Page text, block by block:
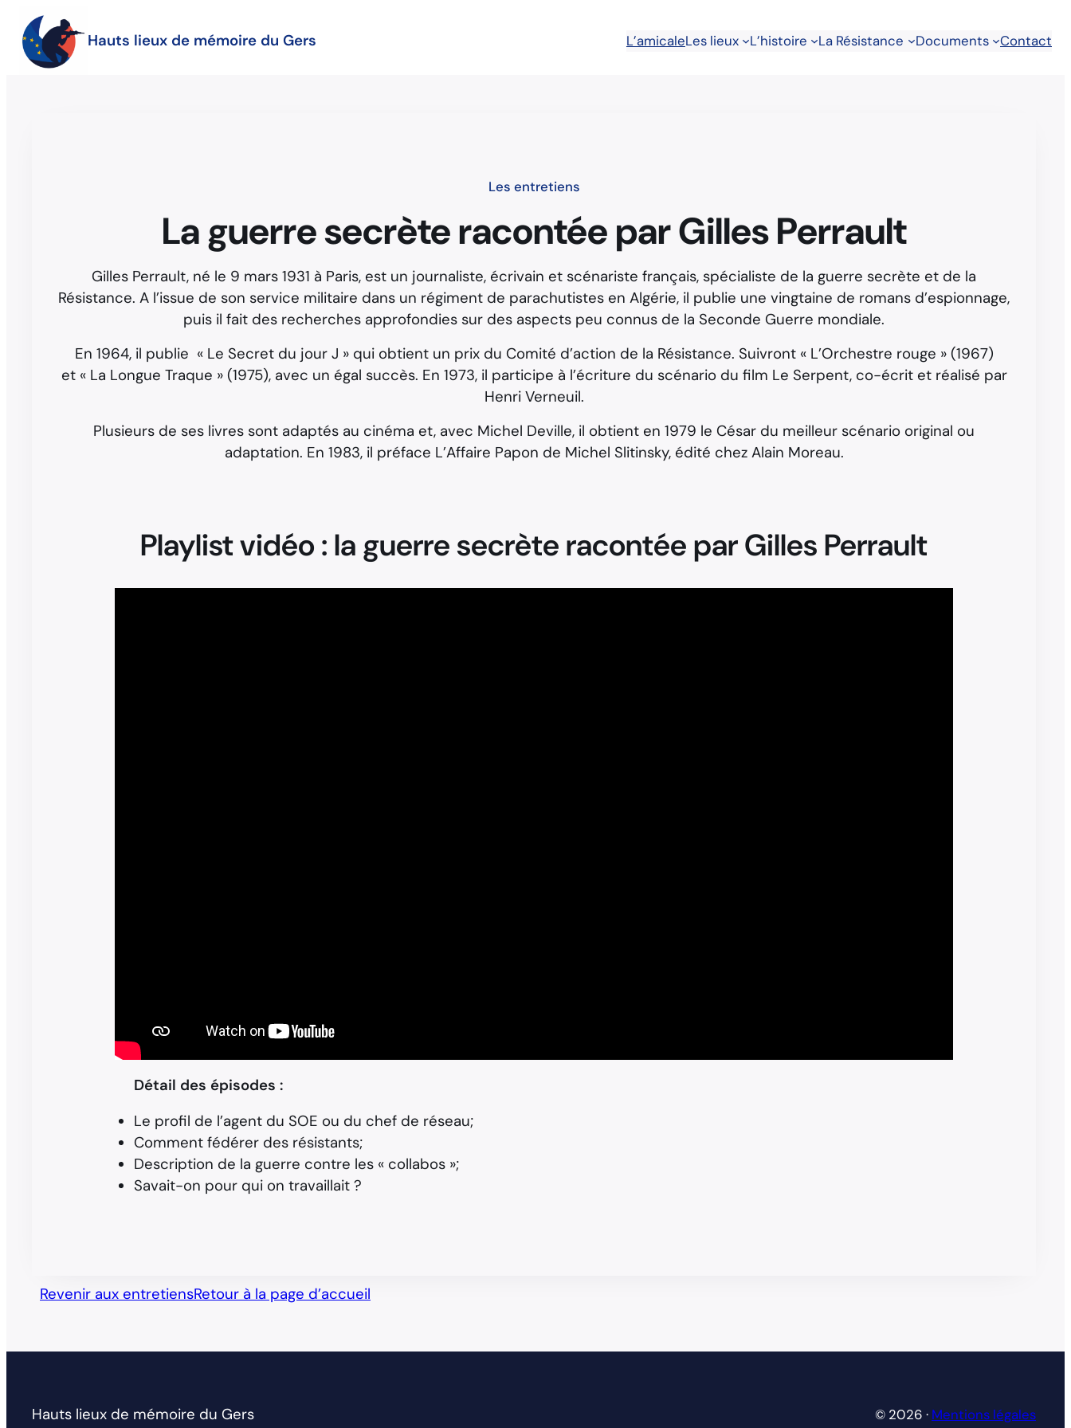
Hauts lieux de mémoire du Gers L’amicaleLes lieux L’histoire La Résistance Documents Contact
Les entretiens
La guerre secrète racontée par Gilles Perrault
Gilles Perrault, né le 9 mars 1931 à Paris, est un journaliste, écrivain et scénariste français, spécialiste de la guerre secrète et de la
Résistance. A l’issue de son service militaire dans un régiment de parachutistes en Algérie, il publie une vingtaine de romans d’espionnage,
puis il fait des recherches approfondies sur des aspects peu connus de la Seconde Guerre mondiale.
En 1964, il publie « Le Secret du jour J » qui obtient un prix du Comité d’action de la Résistance. Suivront « L’Orchestre rouge » (1967)
et « La Longue Traque » (1975), avec un égal succès. En 1973, il participe à l’écriture du scénario du film Le Serpent, co-écrit et réalisé par
Henri Verneuil.
Plusieurs de ses livres sont adaptés au cinéma et, avec Michel Deville, il obtient en 1979 le César du meilleur scénario original ou
adaptation. En 1983, il préface L’Affaire Papon de Michel Slitinsky, édité chez Alain Moreau.
Playlist vidéo : la guerre secrète racontée par Gilles Perrault
Détail des épisodes :
Le profil de l’agent du SOE ou du chef de réseau;
Comment fédérer des résistants;
Description de la guerre contre les « collabos »;
Savait-on pour qui on travaillait ?
Revenir aux entretiensRetour à la page d’accueil
Hauts lieux de mémoire du Gers © 2026 · Mentions légales